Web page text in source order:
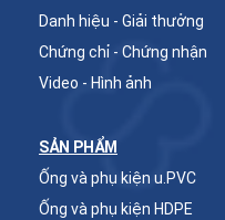
Danh hiệu - Giải thưởng
Chứng chỉ - Chứng nhận
Video - Hình ảnh
SẢN PHẨM
Ống và phụ kiện u.PVC
Ống và phụ kiện HDPE